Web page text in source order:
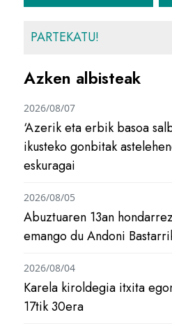
PARTEKATU!
Azken albisteak
‘Azerik eta erbik basoa
ikusteko gonbitak
eskuragai
2026/08/07
Abuztuaren 13an
emango du Andoni
2026/08/05
Karela kiroldegia itxita
17tik 30era
2026/08/04